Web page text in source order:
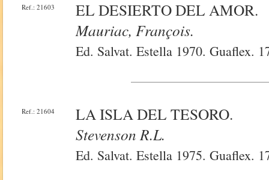
Ref.: 21603
EL DESIERTO DEL AMOR.
Mauriac, François.
Ed. Salvat. Estella 1970. Guaflex.
Ref.: 21604
LA ISLA DEL TESORO.
Stevenson R.l.
Ed. Salvat. Estella 1975. Guaflex.